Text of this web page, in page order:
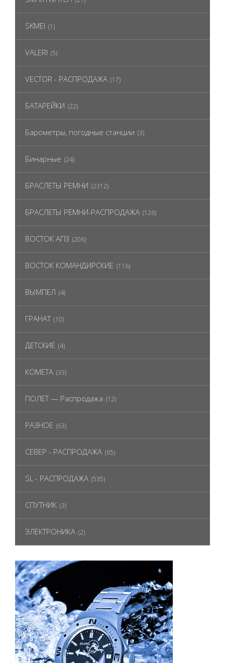
SKMEI (1)
VALERI (5)
VECTOR - РАСПРОДАЖА (17)
БАТАРЕЙКИ (22)
Барометры, погодные станции (3)
Бинарные (24)
БРАСЛЕТЫ РЕМНИ (2312)
БРАСЛЕТЫ РЕМНИ-РАСПРОДАЖА (126)
ВОСТОК АПЗ (206)
ВОСТОК КОМАНДИРСКИЕ (116)
ВЫМПЕЛ (4)
ГРАНАТ (10)
ДЕТСКИЕ (4)
КОМЕТА (33)
ПОЛЕТ — Распродажа (12)
РАЗНОЕ (63)
СЕВЕР - РАСПРОДАЖА (65)
SL - РАСПРОДАЖА (535)
СПУТНИК (3)
ЭЛЕКТРОНИКА (2)